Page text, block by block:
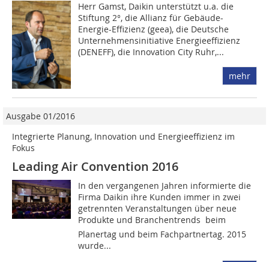
Herr Gamst, Daikin unterstützt u.a. die
Stiftung 2°, die Allianz für Gebäude-
Energie-Effizienz (geea), die Deutsche
Unternehmens­initiative Energieeffizienz
(DENEFF), die Innovation City Ruhr,...
mehr
Ausgabe 01/2016
Integrierte Planung, Innovation und Energieeffizienz im
Fokus
Leading Air Convention 2016
In den vergangenen Jahren informierte die
Firma Daikin ihre Kunden immer in zwei
getrennten Veranstaltungen über neue
Produkte und Branchentrends  beim
Planertag und beim Fachpartnertag. 2015
wurde...